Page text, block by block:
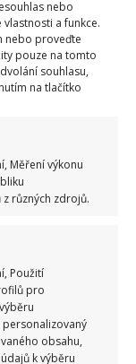
nebo
a funkce.
nebo proveďte
pouze na tomto
souhlasu,
na tlačítko
Měření výkonu
různých zdrojů.
Použití
pro
obsahu,
k výběru
vše, co ke